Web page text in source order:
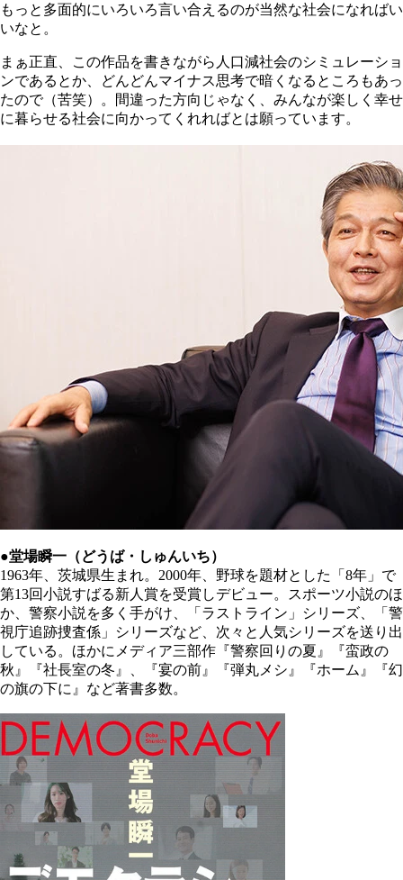
もっと多面的にいろいろ言い合えるのが当然な社会になればい
いなと。
まぁ正直、この作品を書きながら人口減社会のシミュレーショ
ンであるとか、どんどんマイナス思考で暗くなるところもあっ
たので（苦笑）。間違った方向じゃなく、みんなが楽しく幸せ
に暮らせる社会に向かってくれればとは願っています。
●堂場瞬一（どうば・しゅんいち）
1963年、茨城県生まれ。2000年、野球を題材とした「8年」で
第13回小説すばる新人賞を受賞しデビュー。スポーツ小説のほ
か、警察小説を多く手がけ、「ラストライン」シリーズ、「警
視庁追跡捜査係」シリーズなど、次々と人気シリーズを送り出
している。ほかにメディア三部作『警察回りの夏』『蛮政の
秋』『社長室の冬』、『宴の前』『弾丸メシ』『ホーム』『幻
の旗の下に』など著書多数。